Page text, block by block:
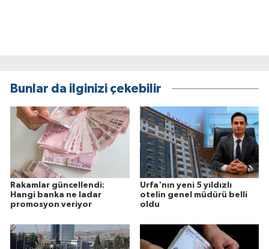
Bunlar da ilginizi çekebilir
Rakamlar güncellendi:
Hangi banka ne ladar
promosyon veriyor
Urfa'nın yeni 5 yıldızlı
otelin genel müdürü belli
oldu